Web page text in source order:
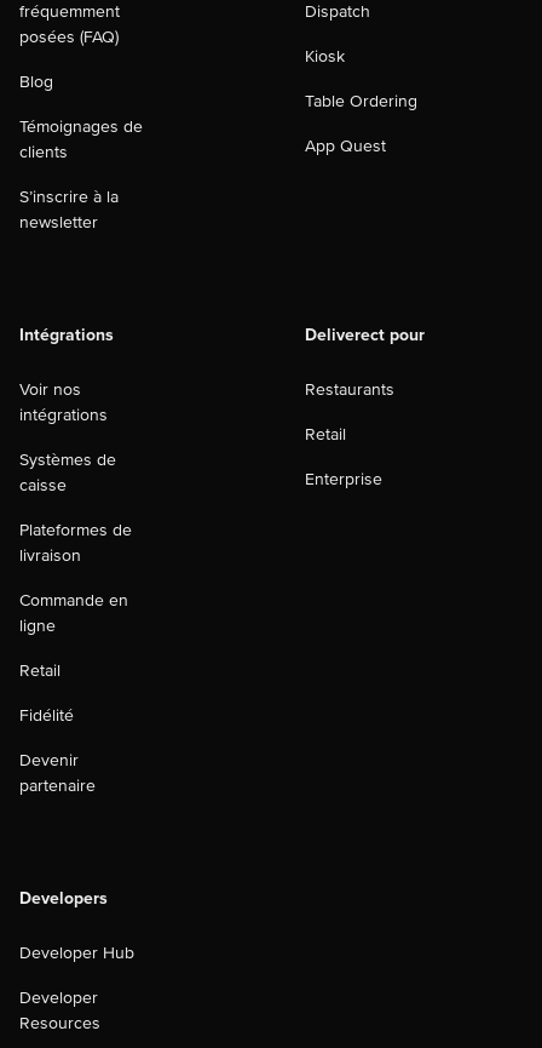
fréquemment
posées (FAQ)
Blog
Témoignages de
clients
S’inscrire à la
newsletter
Dispatch
Kiosk
Table Ordering
App Quest
Intégrations
Voir nos
intégrations
Systèmes de
caisse
Plateformes de
livraison
Commande en
ligne
Retail
Fidélité
Devenir
partenaire
Deliverect pour
Restaurants
Retail
Enterprise
Developers
Developer Hub
Developer
Resources